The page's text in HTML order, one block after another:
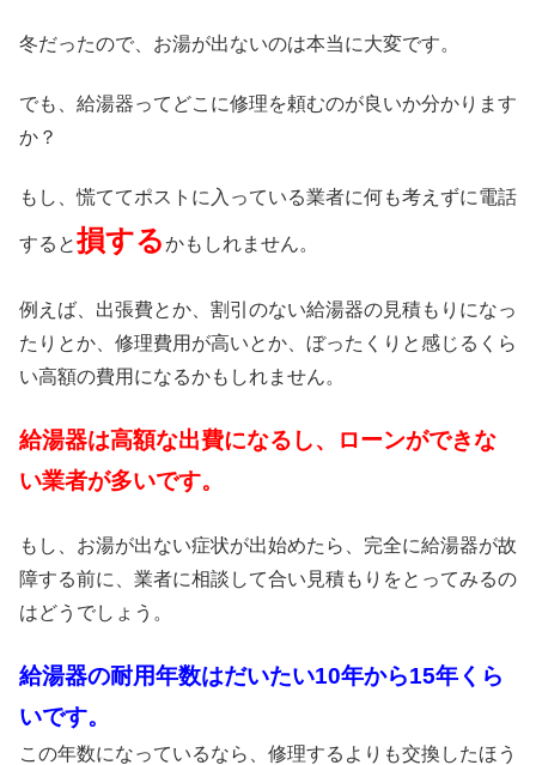
冬だったので、お湯が出ないのは本当に大変です。
でも、給湯器ってどこに修理を頼むのが良いか分かります
か？
もし、慌ててポストに入っている業者に何も考えずに電話
すると損するかもしれません。
例えば、出張費とか、割引のない給湯器の見積もりになっ
たりとか、修理費用が高いとか、ぼったくりと感じるくら
い高額の費用になるかもしれません。
給湯器は高額な出費になるし、ローンができな
い業者が多いです。
もし、お湯が出ない症状が出始めたら、完全に給湯器が故
障する前に、業者に相談して合い見積もりをとってみるの
はどうでしょう。
給湯器の耐用年数はだいたい10年から15年くら
いです。
この年数になっているなら、修理するよりも交換したほう